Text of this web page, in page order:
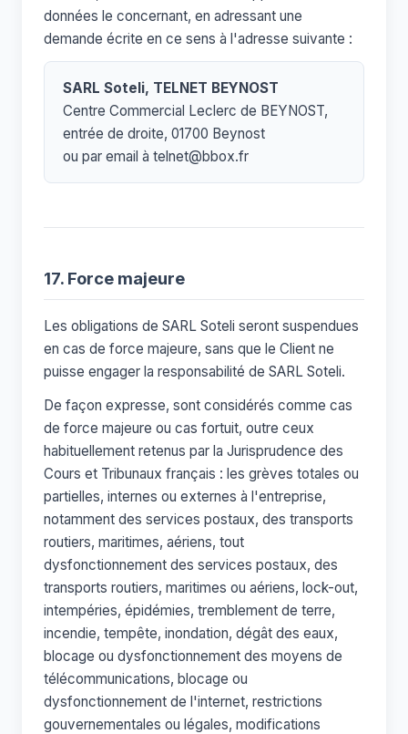
données le concernant, en adressant une
demande écrite en ce sens à l'adresse suivante :
SARL Soteli, TELNET BEYNOST
Centre Commercial Leclerc de BEYNOST,
entrée de droite, 01700 Beynost
ou par email à telnet@bbox.fr
17. Force majeure
Les obligations de SARL Soteli seront suspendues
en cas de force majeure, sans que le Client ne
puisse engager la responsabilité de SARL Soteli.
De façon expresse, sont considérés comme cas
de force majeure ou cas fortuit, outre ceux
habituellement retenus par la Jurisprudence des
Cours et Tribunaux français : les grèves totales ou
partielles, internes ou externes à l'entreprise,
notamment des services postaux, des transports
routiers, maritimes, aériens, tout
dysfonctionnement des services postaux, des
transports routiers, maritimes ou aériens, lock-out,
intempéries, épidémies, tremblement de terre,
incendie, tempête, inondation, dégât des eaux,
blocage ou dysfonctionnement des moyens de
télécommunications, blocage ou
dysfonctionnement de l'internet, restrictions
gouvernementales ou légales, modifications